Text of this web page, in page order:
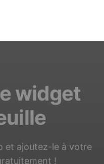
widget
et ajoutez-le à votre
!